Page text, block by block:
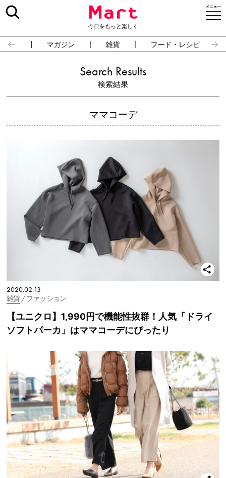
今日をもっと楽しく
占い マガジン 雑貨 フード・レシピ
Search Results
検索結果
ママコーデ
2020.02.13
雑貨/ ファッション
【ユニクロ】1,990円で機能性抜群！人気「ドライ
ソフトパーカ」はママコーデにぴったり